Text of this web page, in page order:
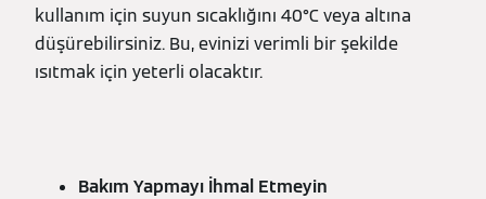
kullanım için suyun sıcaklığını 40°C veya altına
düşürebilirsiniz. Bu, evinizi verimli bir şekilde
ısıtmak için yeterli olacaktır.
Bakım Yapmayı İhmal Etmeyin